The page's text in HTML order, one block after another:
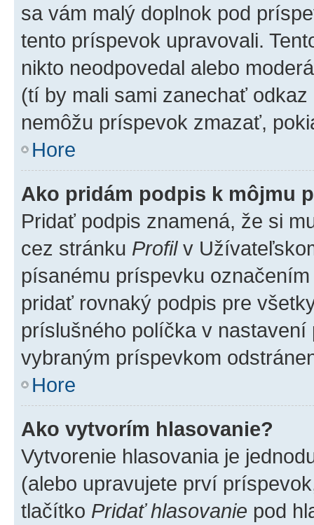
sa vám malý doplnok pod
tento príspevok upravovali.
nikto neodpovedal alebo
(tí by mali sami zanechať
nemôžu príspevok zmazať,
Hore
Ako pridám podpis k môjmu
Pridať podpis znamená, že si
cez stránku Profilv
písanému príspevku
pridať rovnaký podpis pre
príslušného políčka v
vybraným príspevkom
Hore
Ako vytvorím hlasovanie?
Vytvorenie hlasovania je
(alebo upravujete prví
tlačítko Pridať hlasovanie pod